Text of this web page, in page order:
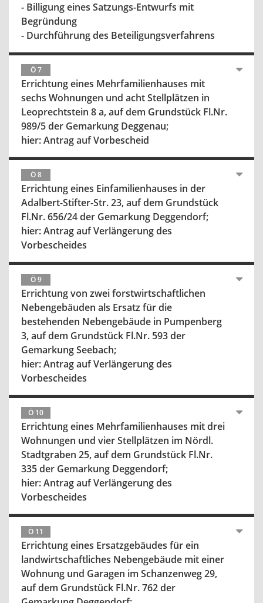
- Billigung eines Satzungs-Entwurfs mit
Begründung
- Durchführung des Beteiligungsverfahrens
Ö 7
Errichtung eines Mehrfamilienhauses mit
sechs Wohnungen und acht Stellplätzen in
Leoprechtstein 8 a, auf dem Grundstück Fl.Nr.
989/5 der Gemarkung Deggenau;
hier: Antrag auf Vorbescheid
Ö 8
Errichtung eines Einfamilienhauses in der
Adalbert-Stifter-Str. 23, auf dem Grundstück
Fl.Nr. 656/24 der Gemarkung Deggendorf;
hier: Antrag auf Verlängerung des
Vorbescheides
Ö 9
Errichtung von zwei forstwirtschaftlichen
Nebengebäuden als Ersatz für die
bestehenden Nebengebäude in Pumpenberg
3, auf dem Grundstück Fl.Nr. 593 der
Gemarkung Seebach;
hier: Antrag auf Verlängerung des
Vorbescheides
Ö 10
Errichtung eines Mehrfamilienhauses mit drei
Wohnungen und vier Stellplätzen im Nördl.
Stadtgraben 25, auf dem Grundstück Fl.Nr.
335 der Gemarkung Deggendorf;
hier: Antrag auf Verlängerung des
Vorbescheides
Ö 11
Errichtung eines Ersatzgebäudes für ein
landwirtschaftliches Nebengebäude mit einer
Wohnung und Garagen im Schanzenweg 29,
auf dem Grundstück Fl.Nr. 762 der